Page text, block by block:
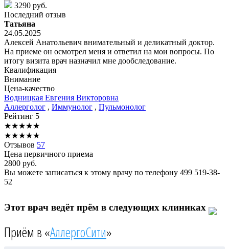
3290 руб.
Последний отзыв
Татьяна
24.05.2025
Алексей Анатольевич внимательный и деликатный доктор.
На приеме он осмотрел меня и ответил на мои вопросы. По
итогу визита врач назначил мне дообследование.
Квалификация
Внимание
Цена-качество
Водницкая Евгения Викторовна
Аллерголог , Иммунолог , Пульмонолог
Рейтинг 5
★★★★★
★★★★★
Отзывов 57
Цена первичного приема
2800 руб.
Вы можете записаться к этому врачу по телефону 499 519-38-
52
Этот врач ведёт прём в следующих клиниках
Приём в «АллергоСити»